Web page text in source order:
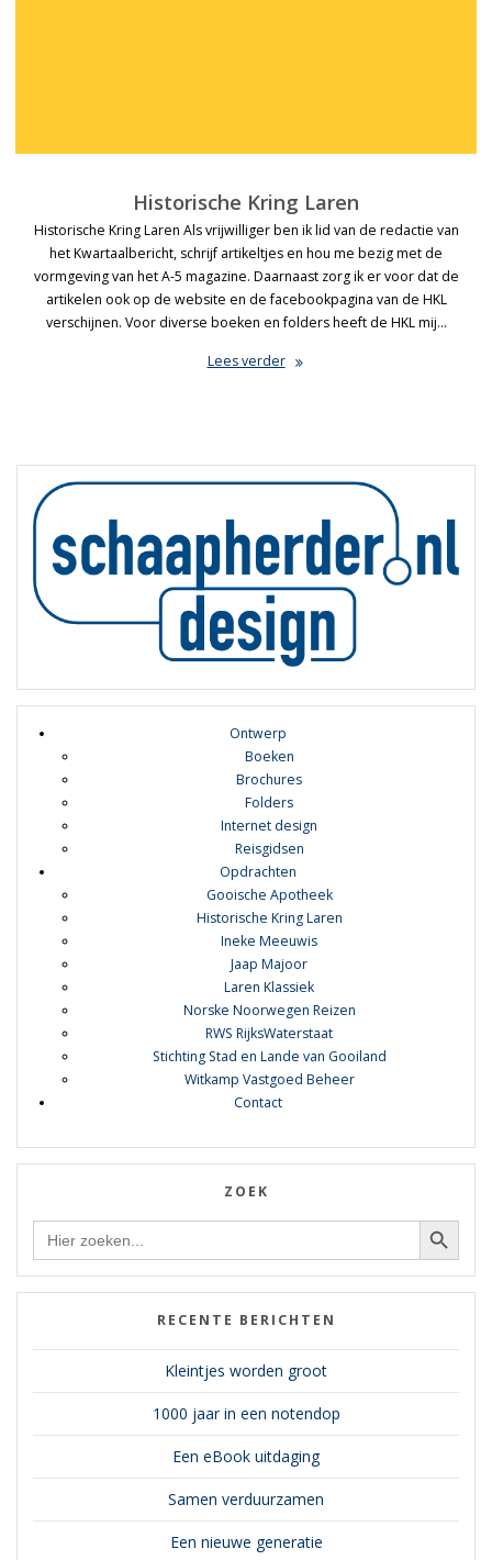
Historische Kring Laren
Historische Kring Laren Als vrijwilliger ben ik lid van de redactie van
het Kwartaalbericht, schrijf artikeltjes en hou me bezig met de
vormgeving van het A-5 magazine. Daarnaast zorg ik er voor dat de
artikelen ook op de website en de facebookpagina van de HKL
verschijnen. Voor diverse boeken en folders heeft de HKL mij…
Lees verder
Ontwerp
Boeken
Brochures
Folders
Internet design
Reisgidsen
Opdrachten
Gooische Apotheek
Historische Kring Laren
Ineke Meeuwis
Jaap Majoor
Laren Klassiek
Norske Noorwegen Reizen
RWS RijksWaterstaat
Stichting Stad en Lande van Gooiland
Witkamp Vastgoed Beheer
Contact
ZOEK
Zoek Zoekknop
RECENTE BERICHTEN
Kleintjes worden groot
1000 jaar in een notendop
Een eBook uitdaging
Samen verduurzamen
Een nieuwe generatie